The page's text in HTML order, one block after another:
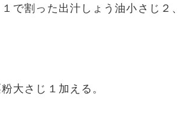
で割った出汁しょう油小さじ２、
大さじ１加える。